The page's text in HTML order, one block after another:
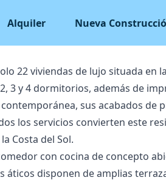
Alquiler Nueva
22 viviendas de lujo situada en
3 y 4 dormitorios, además de
sus acabados de
los servicios convierten este
Costa del Sol.
con cocina de concepto
disponen de amplias